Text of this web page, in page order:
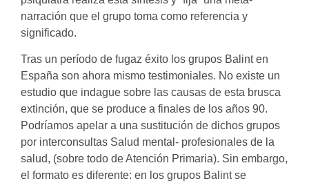
narración que el grupo toma como referencia y
significado.
Tras un período de fugaz éxito los grupos Balint en
España son ahora mismo testimoniales. No existe un
estudio que indague sobre las causas de esta brusca
extinción, que se produce a finales de los años 90.
Podríamos apelar a una sustitución de dichos grupos
por interconsultas Salud mental- profesionales de la
salud, (sobre todo de Atención Primaria). Sin embargo,
el formato es diferente: en los grupos Balint se